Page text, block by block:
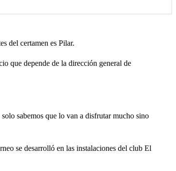
del certamen es Pilar.
que depende de la dirección general de
sabemos que lo van a disfrutar mucho sino
se desarrolló en las instalaciones del club El